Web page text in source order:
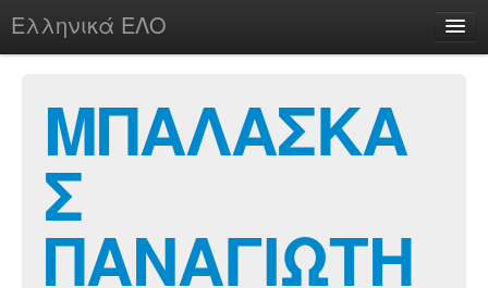
Ελληνικά ΕΛΟ
chesstu.be @ discord
Login
ΜΠΑΛΑΣΚΑ
Σ
ΠΑΝΑΓΙΩΤΗ